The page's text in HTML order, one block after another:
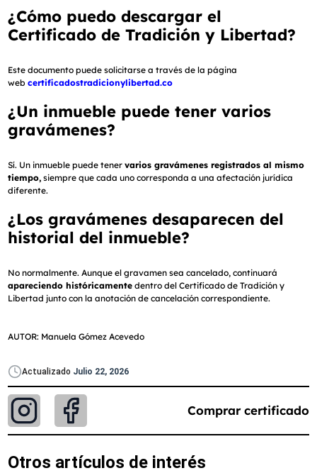
¿Cómo puedo descargar el
Certificado de Tradición y Libertad?
Este documento puede solicitarse a través de la página
web certificadostradicionylibertad.co
¿Un inmueble puede tener varios
gravámenes?
Sí. Un inmueble puede tenervarios gravámenes registrados al mismo
tiempo, siempre que cada uno corresponda a una afectación jurídica
diferente.
¿Los gravámenes desaparecen del
historial del inmueble?
No normalmente. Aunque el gravamen sea cancelado, continuará
apareciendo históricamente dentro del Certificado de Tradición y
Libertad junto con la anotación de cancelación correspondiente.
AUTOR: Manuela Gómez Acevedo
Actualizado Julio 22, 2026
Comprar certificado
Otros artículos de interés